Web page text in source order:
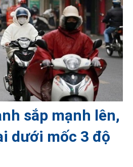
sắp mạnh lên,
dưới mốc 3 độ